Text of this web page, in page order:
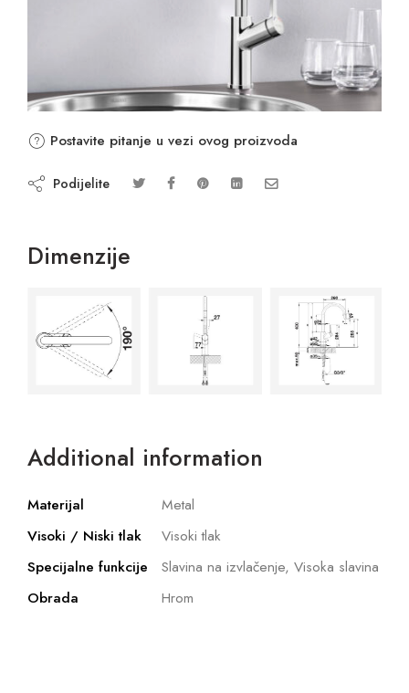
Postavite pitanje u vezi ovog proizvoda
Podijelite
Dimenzije
Additional information
Materijal
Metal
Visoki / Niski tlak
Visoki tlak
Specijalne funkcije
Slavina na izvlačenje, Visoka slavina
Obrada
Hrom